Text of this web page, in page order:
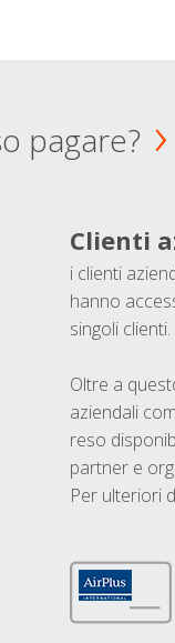
pagare?
Clienti
i clienti
hanno
singoli clienti.
Oltre a
aziendali
reso
partner e
Per ulteriori